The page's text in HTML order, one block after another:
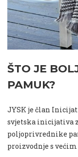
ŠTO JE
PAMUK?
JYSK je član
svjetska inicijativa
poljoprivrednike
proizvodnje s